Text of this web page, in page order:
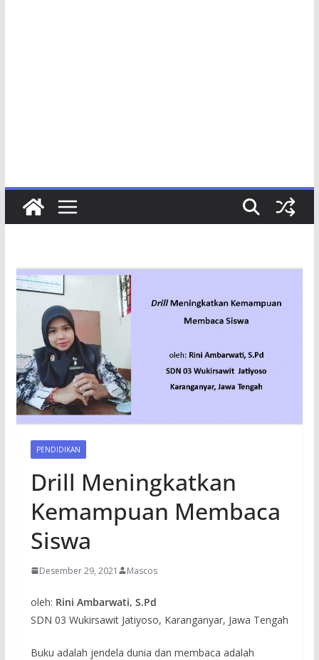
PENDIDIKAN
Drill Meningkatkan
Kemampuan Membaca
Siswa
Desember 29, 2021 Mascos
oleh: Rini Ambarwati, S.Pd
SDN 03 Wukirsawit Jatiyoso, Karanganyar, Jawa Tengah
Buku adalah jendela dunia dan membaca adalah